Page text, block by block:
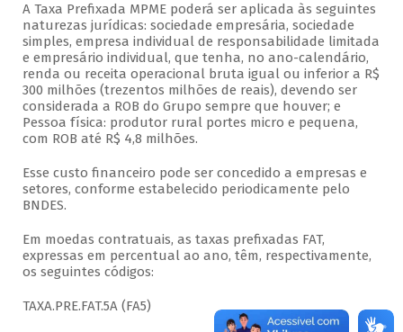
A Taxa Prefixada MPME poderá ser aplicada às seguintes
naturezas jurídicas: sociedade empresária, sociedade
simples, empresa individual de responsabilidade limitada
e empresário individual, que tenha, no ano-calendário,
renda ou receita operacional bruta igual ou inferior a R$
300 milhões (trezentos milhões de reais), devendo ser
considerada a ROB do Grupo sempre que houver; e
Pessoa física: produtor rural portes micro e pequena,
com ROB até R$ 4,8 milhões.
Esse custo financeiro pode ser concedido a empresas e
setores, conforme estabelecido periodicamente pelo
BNDES.
Em moedas contratuais, as taxas prefixadas FAT,
expressas em percentual ao ano, têm, respectivamente,
os seguintes códigos:
TAXA.PRE.FAT.5A (FA5)